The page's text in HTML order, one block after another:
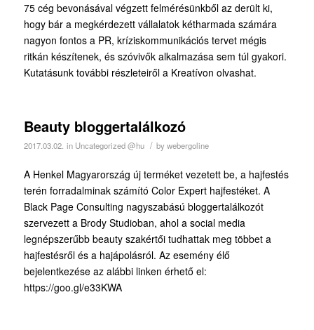
75 cég bevonásával végzett felmérésünkből az derült ki,
hogy bár a megkérdezett vállalatok kétharmada számára
nagyon fontos a PR, kríziskommunikációs tervet mégis
ritkán készítenek, és szóvivők alkalmazása sem túl gyakori.
Kutatásunk további részleteiről a Kreatívon olvashat.
Beauty bloggertalálkozó
2017.03.02. in Uncategorized @hu / bywebergoline
A Henkel Magyarország új terméket vezetett be, a hajfestés
terén forradalminak számító Color Expert hajfestéket. A
Black Page Consulting nagyszabású bloggertalálkozót
szervezett a Brody Studioban, ahol a social media
legnépszerűbb beauty szakértői tudhattak meg többet a
hajfestésről és a hajápolásról. Az esemény élő
bejelentkezése az alábbi linken érhető el:
https://goo.gl/e33KWA